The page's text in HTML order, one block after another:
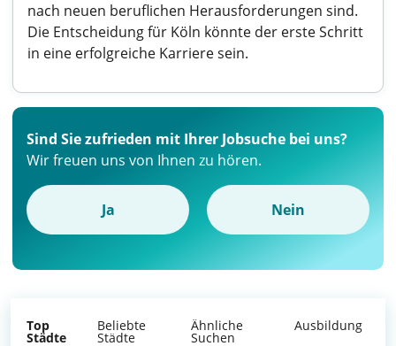
nach neuen beruflichen Herausforderungen sind.
Die Entscheidung für Köln könnte der erste Schritt
in eine erfolgreiche Karriere sein.
Sind Sie zufrieden mit Ihrer Jobsuche bei uns?
Wir freuen uns von Ihnen zu hören.
Ja Nein
Top
Städte
Beliebte
Städte
Ähnliche
Suchen
Ausbildung